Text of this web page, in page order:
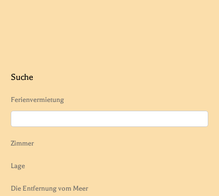
Suche
Ferienvermietung
Zimmer
Lage
Die Entfernung vom Meer